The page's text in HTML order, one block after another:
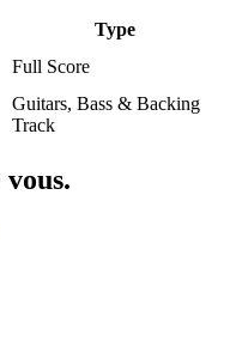
Type
Full Score
Guitars, Bass & Backing
Track